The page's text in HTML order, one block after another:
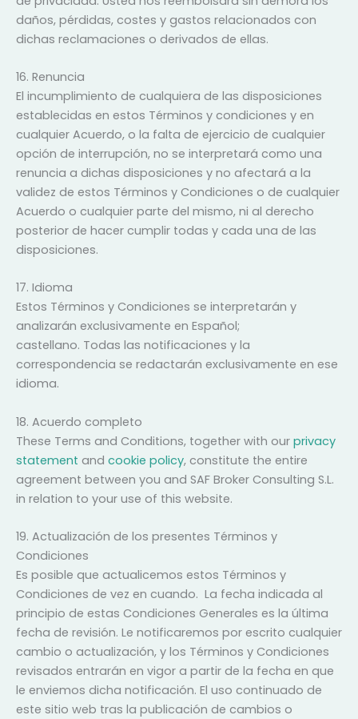
daños, pérdidas, costes y gastos relacionados con
dichas reclamaciones o derivados de ellas.
16. Renuncia
El incumplimiento de cualquiera de las disposiciones
establecidas en estos Términos y condiciones y en
cualquier Acuerdo, o la falta de ejercicio de cualquier
opción de interrupción, no se interpretará como una
renuncia a dichas disposiciones y no afectará a la
validez de estos Términos y Condiciones o de cualquier
Acuerdo o cualquier parte del mismo, ni al derecho
posterior de hacer cumplir todas y cada una de las
disposiciones.
17. Idioma
Estos Términos y Condiciones se interpretarán y
analizarán exclusivamente en Español;
castellano. Todas las notificaciones y la
correspondencia se redactarán exclusivamente en ese
idioma.
18. Acuerdo completo
These Terms and Conditions, together with our privacy
statement and cookie policy, constitute the entire
agreement between you and SAF Broker Consulting S.L.
in relation to your use of this website.
19. Actualización de los presentes Términos y
Condiciones
Es posible que actualicemos estos Términos y
Condiciones de vez en cuando. La fecha indicada al
principio de estas Condiciones Generales es la última
fecha de revisión. Le notificaremos por escrito cualquier
cambio o actualización, y los Términos y Condiciones
revisados entrarán en vigor a partir de la fecha en que
le enviemos dicha notificación. El uso continuado de
este sitio web tras la publicación de cambios o